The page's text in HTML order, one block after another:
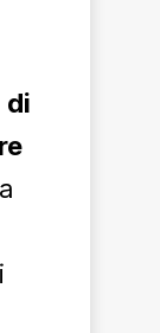
di